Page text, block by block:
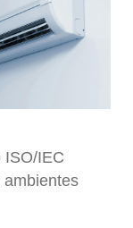
ISO/IEC
ambientes